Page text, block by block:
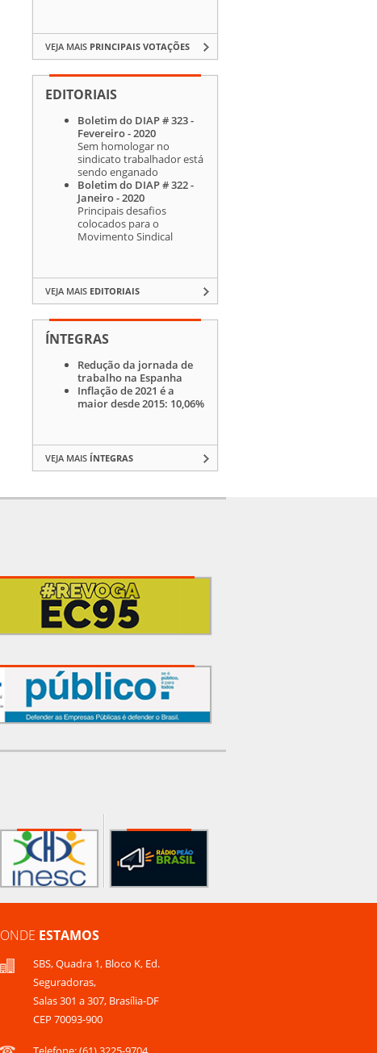
VEJA MAIS PRINCIPAIS VOTAÇÕES
EDITORIAIS
Boletim do DIAP # 323 -
Fevereiro - 2020
Sem homologar no
sindicato trabalhador está
sendo enganado
Boletim do DIAP # 322 -
Janeiro - 2020
Principais desafios
colocados para o
Movimento Sindical
VEJA MAIS EDITORIAIS
ÍNTEGRAS
Redução da jornada de
trabalho na Espanha
Inflação de 2021 é a
maior desde 2015: 10,06%
VEJA MAIS ÍNTEGRAS
ONDE ESTAMOS
SBS, Quadra 1, Bloco K, Ed.
Seguradoras,
Salas 301 a 307, Brasília-DF
CEP 70093-900